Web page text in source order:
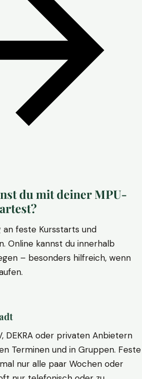
du mit deiner MPU-
feste Kursstarts und
Online kannst du innerhalb
– besonders hilfreich, wenn
DEKRA oder privaten Anbietern
Terminen und in Gruppen. Feste
nur alle paar Wochen oder